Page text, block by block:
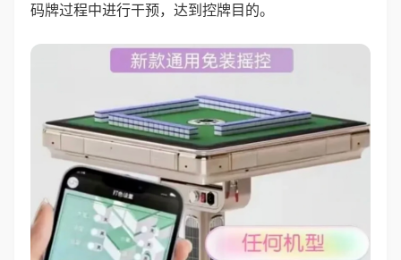
码牌过程中进行干预，达到控牌目的。